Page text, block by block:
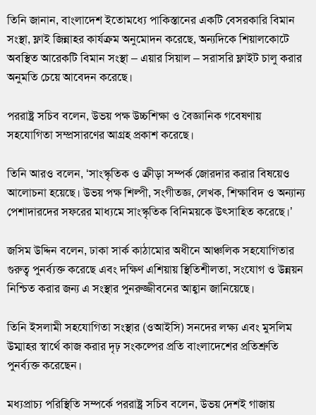
তিনি জানান, বাংলাদেশ ইতোমধ্যে পাকিস্তানের একটি বেসরকারি বিমান
সংস্থা, ফ্লাই জিন্নাহর কার্যক্রম অনুমোদন করেছে, অন্যদিকে শিয়ালকোটে
অবস্থিত আরেকটি বিমান সংস্থা – এয়ার সিয়াল – সরাসরি ফ্লাইট চালু করার
অনুমতি চেয়ে আবেদন করেছে।
পররাষ্ট্র সচিব বলেন, উভয় পক্ষ উচ্চশিক্ষা ও বৈজ্ঞানিক গবেষণায়
সহযোগিতা সম্প্রসারণের আগ্রহ প্রকাশ করেছে।
তিনি আরও বলেন, ‘সাংস্কৃতিক ও ক্রীড়া সম্পর্ক জোরদার করার বিষয়েও
আলোচনা হয়েছে। উভয় পক্ষ শিল্পী, সংগীতজ্ঞ, লেখক, শিক্ষাবিদ ও অন্যান্য
পেশাদারদের সফরের মাধ্যমে সাংস্কৃতিক বিনিময়কে উৎসাহিত করেছে।’
জসিম উদ্দিন বলেন, ঢাকা সার্ক কাঠামোর অধীনে আঞ্চলিক সহযোগিতার
গুরুত্ব পুনর্ব্যক্ত করেছে এবং দক্ষিণ এশিয়ায় স্থিতিশীলতা, সংযোগ ও উন্নয়ন
নিশ্চিত করার জন্য এ সংস্থার পুনরুজ্জীবনের আহ্বান জানিয়েছে।
তিনি ইসলামী সহযোগিতা সংস্থার (ওআইসি) সনদের লক্ষ্য এবং মুসলিম
উম্মাহর স্বার্থে কাজ করার দৃঢ় সংকল্পের প্রতি বাংলাদেশের প্রতিশ্রুতি
পুনর্ব্যক্ত করেছেন।
মধ্যপ্রাচ্য পরিস্থিতি সম্পর্কে পররাষ্ট্র সচিব বলেন, উভয় দেশই গাজায়